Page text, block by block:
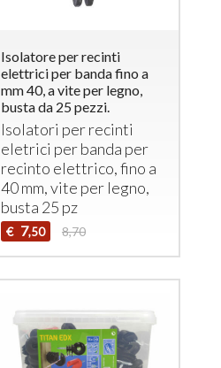
Isolatore per recinti
elettrici per banda fino a
mm 40, a vite per legno,
busta da 25 pezzi.
Isolatori per recinti
eletrici per banda per
recinto elettrico, fino a
40 mm, vite per legno,
busta 25 pz
€ 7,50 8,70